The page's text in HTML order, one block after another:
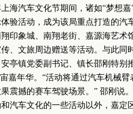
海汽车文化节期间，诸如“梦想
验活动，成为该局重点打造的汽
印象城、南翔老街、嘉源海艺术
、文旅周边赠送等活动。与此同
亭镇党委副书记、镇长邵刚特别
嘉年华。“活动将通过汽车机械
震撼的赛车驾驶场景。” 邵刚说。
车文化的一些活动以外，嘉定